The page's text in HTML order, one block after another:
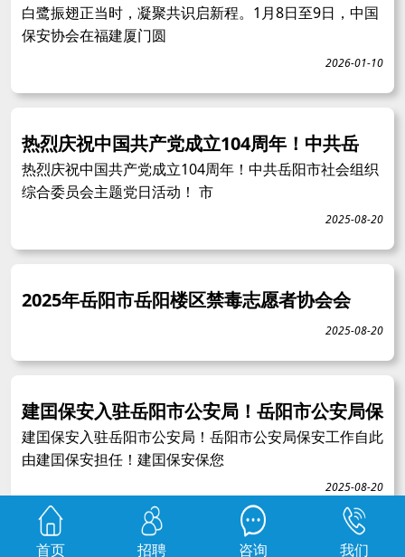
白鹭振翅正当时，凝聚共识启新程。1月8日至9日，中国
保安协会在福建厦门圆
2026-01-10
热烈庆祝中国共产党成立104周年！中共岳
热烈庆祝中国共产党成立104周年！中共岳阳市社会组织
综合委员会主题党日活动！ 市
2025-08-20
2025年岳阳市岳阳楼区禁毒志愿者协会会
2025-08-20
建囯保安入驻岳阳市公安局！岳阳市公安局保
建囯保安入驻岳阳市公安局！岳阳市公安局保安工作自此
由建囯保安担任！建囯保安保您
2025-08-20
首页 招聘 咨询 我们